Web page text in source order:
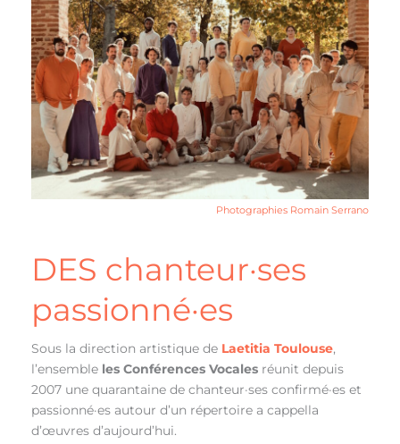
Photographies Romain Serrano
DES chanteur·ses
passionné·es
Sous la direction artistique de Laetitia Toulouse,
l’ensemble les Conférences Vocales réunit depuis
2007 une quarantaine de chanteur·ses confirmé·es et
passionné·es autour d’un répertoire a cappella
d’œuvres d’aujourd’hui.